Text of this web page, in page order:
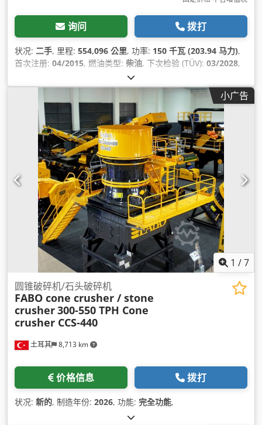
询问 拨打
状况: 二手, 里程: 554,096 公里, 功率: 150 千瓦 (203.94 马力),
首次注册: 04/2015, 燃油类型: 柴油, 下次检验 (TÜV): 03/2028,
, 排放等级:
中央锁, 导航系统, 烟尘过滤器, 电子稳定程序 (ESP), 空调, 防抱
死制动系统 (ABS), 防盗系统（Immobilizer）
小广告
1 /7
土耳其 8,713 km
圆锥破碎机/石头破碎机
FABO cone crusher / stone
crusher300-550 TPH Cone
crusher CCS-440
价格信息 拨打
状况: 新的, 制造年份: 2026, 功能: 完全功能,